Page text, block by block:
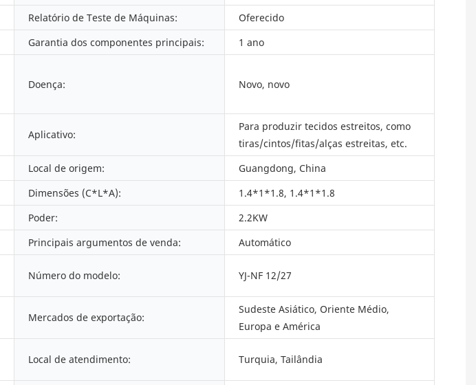
Relatório de Teste de Máquinas:
Oferecido
Garantia dos componentes principais: 1 ano
Doença: Novo, novo
Aplicativo:
Para produzir tecidos estreitos, como
tiras/cintos/fitas/alças estreitas, etc.
Local de origem:
Guangdong, China
Dimensões (C*L*A):
1.4*1*1.8, 1.4*1*1.8
Poder:
2.2KW
Principais argumentos de venda: Automático
Número do modelo: YJ-NF 12/27
Mercados de exportação:
Sudeste Asiático, Oriente Médio,
Europa e América
Local de atendimento: Turquia, Tailândia